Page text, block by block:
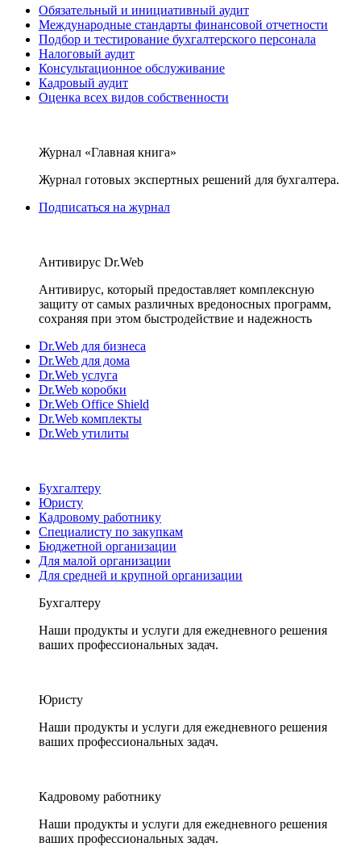
Обязательный и инициативный аудит
Международные стандарты финансовой отчетности
Подбор и тестирование бухгалтерского персонала
Налоговый аудит
Консультационное обслуживание
Кадровый аудит
Оценка всех видов собственности
Журнал «Главная книга»
Журнал готовых экспертных решений для бухгалтера.
Подписаться на журнал
Антивирус Dr.Web
Антивирус, который предоставляет комплексную
защиту от самых различных вредоносных программ,
сохраняя при этом быстродействие и надежность
Dr.Web для бизнеса
Dr.Web для дома
Dr.Web услуга
Dr.Web коробки
Dr.Web Office Shield
Dr.Web комплекты
Dr.Web утилиты
Бухгалтеру
Юристу
Кадровому работнику
Специалисту по закупкам
Бюджетной организации
Для малой организации
Для средней и крупной организации
Бухгалтеру
Наши продукты и услуги для ежедневного решения
ваших профессиональных задач.
Юристу
Наши продукты и услуги для ежедневного решения
ваших профессиональных задач.
Кадровому работнику
Наши продукты и услуги для ежедневного решения
ваших профессиональных задач.